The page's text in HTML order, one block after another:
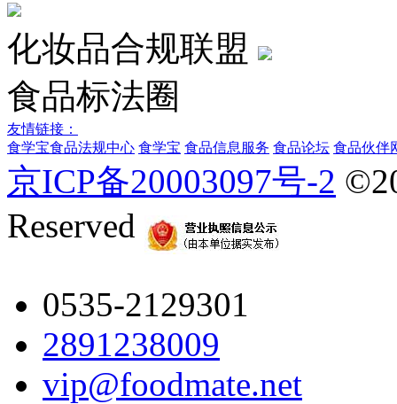
化妆品合规联盟
食品标法圈
友情链接：
食学宝食品法规中心 食学宝 食品信息服务 食品论坛 食品伙伴
京ICP备20003097号-2
Reserved
0535-2129301
2891238009
vip@foodmate.net